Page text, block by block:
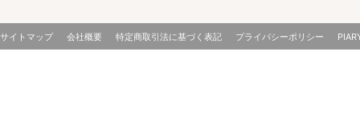
サイトマップ 会社概要 特定商取引法に基づく表記 プライバシーポリシー